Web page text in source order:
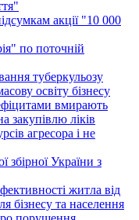
акції "10 000
по поточній
туберкульозу
освіту бізнесу
вмирають
закупівлю ліків
агресора і не
збірної України з
житла від
бізнесу та населення